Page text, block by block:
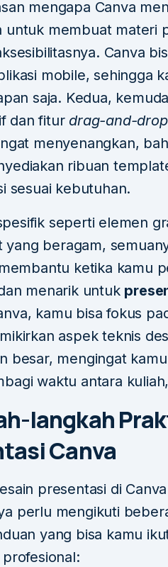
mengapa Canva
untuk membuat materi
Canva
mobile, sehingga
saja. Kedua,
dan fitur drag-and-drop
menyenangkan,
ribuan
sesuai kebutuhan.
seperti elemen
yang beragam,
ketika kamu
menarik untuk
kamu bisa fokus
aspek teknis
besar, mengingat
waktu antara
langkah
Canva
presentasi di
perlu mengikuti
yang bisa kamu